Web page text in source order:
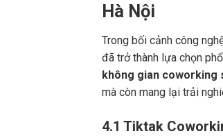
Hà Nội
Trong bối cảnh công
đã trở thành lựa chọn
không gian coworking
mà còn mang lại trải
4.1 Tiktak